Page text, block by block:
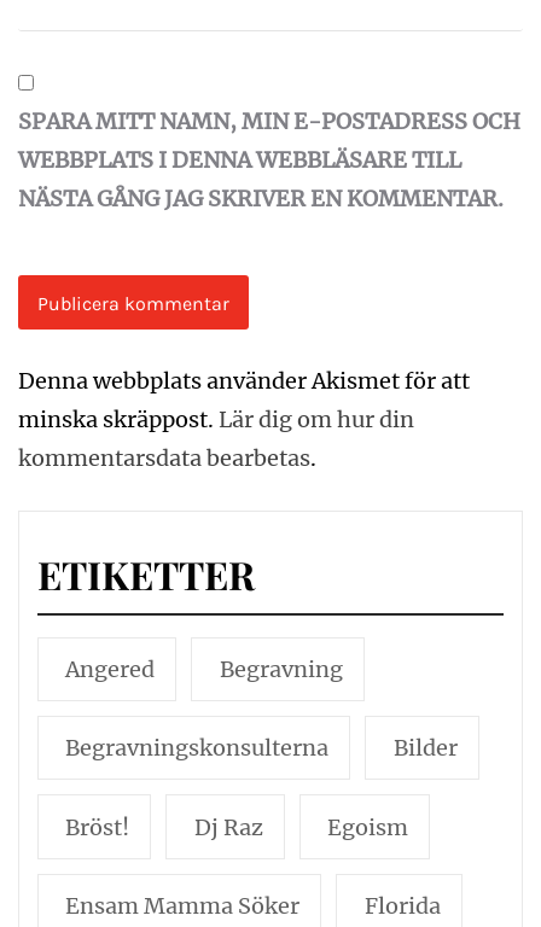
SPARA MITT NAMN, MIN E-POSTADRESS OCH
WEBBPLATS I DENNA WEBBLÄSARE TILL
NÄSTA GÅNG JAG SKRIVER EN KOMMENTAR.
Denna webbplats använder Akismet för att
minska skräppost. Lär dig om hur din
kommentarsdata bearbetas.
ETIKETTER
Angered Begravning
Begravningskonsulterna Bilder
Bröst! Dj Raz Egoism
Ensam Mamma Söker Florida